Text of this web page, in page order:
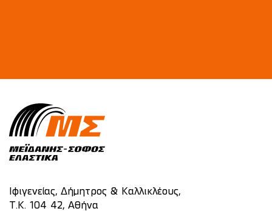
Ιφιγενείας, Δήμητρος & Καλλικλέους,
Τ.Κ. 104 42, Αθήνα